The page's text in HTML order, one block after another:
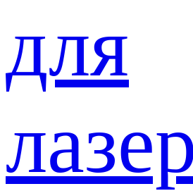
для